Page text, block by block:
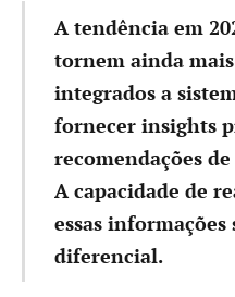
A tendência em
tornem ainda
integrados a
fornecer insights
recomendações
A capacidade de
essas informações
diferencial.